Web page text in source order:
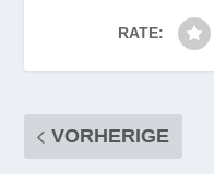
RATE:
VORHERIGE